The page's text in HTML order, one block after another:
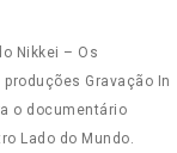
Nikkei – Os
Gravação In
o documentário
Lado do Mundo.